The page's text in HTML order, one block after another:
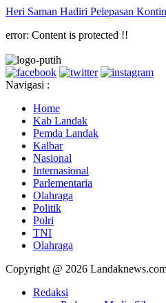
Heri Saman Hadiri Pelepasan
error: Content is protected !!
Navigasi :
Home
Kab Landak
Pemda Landak
Kalbar
Nasional
Internasional
Parlementaria
Olahraga
Politik
Polri
TNI
Olahraga
Copyright @ 2026
Redaksi